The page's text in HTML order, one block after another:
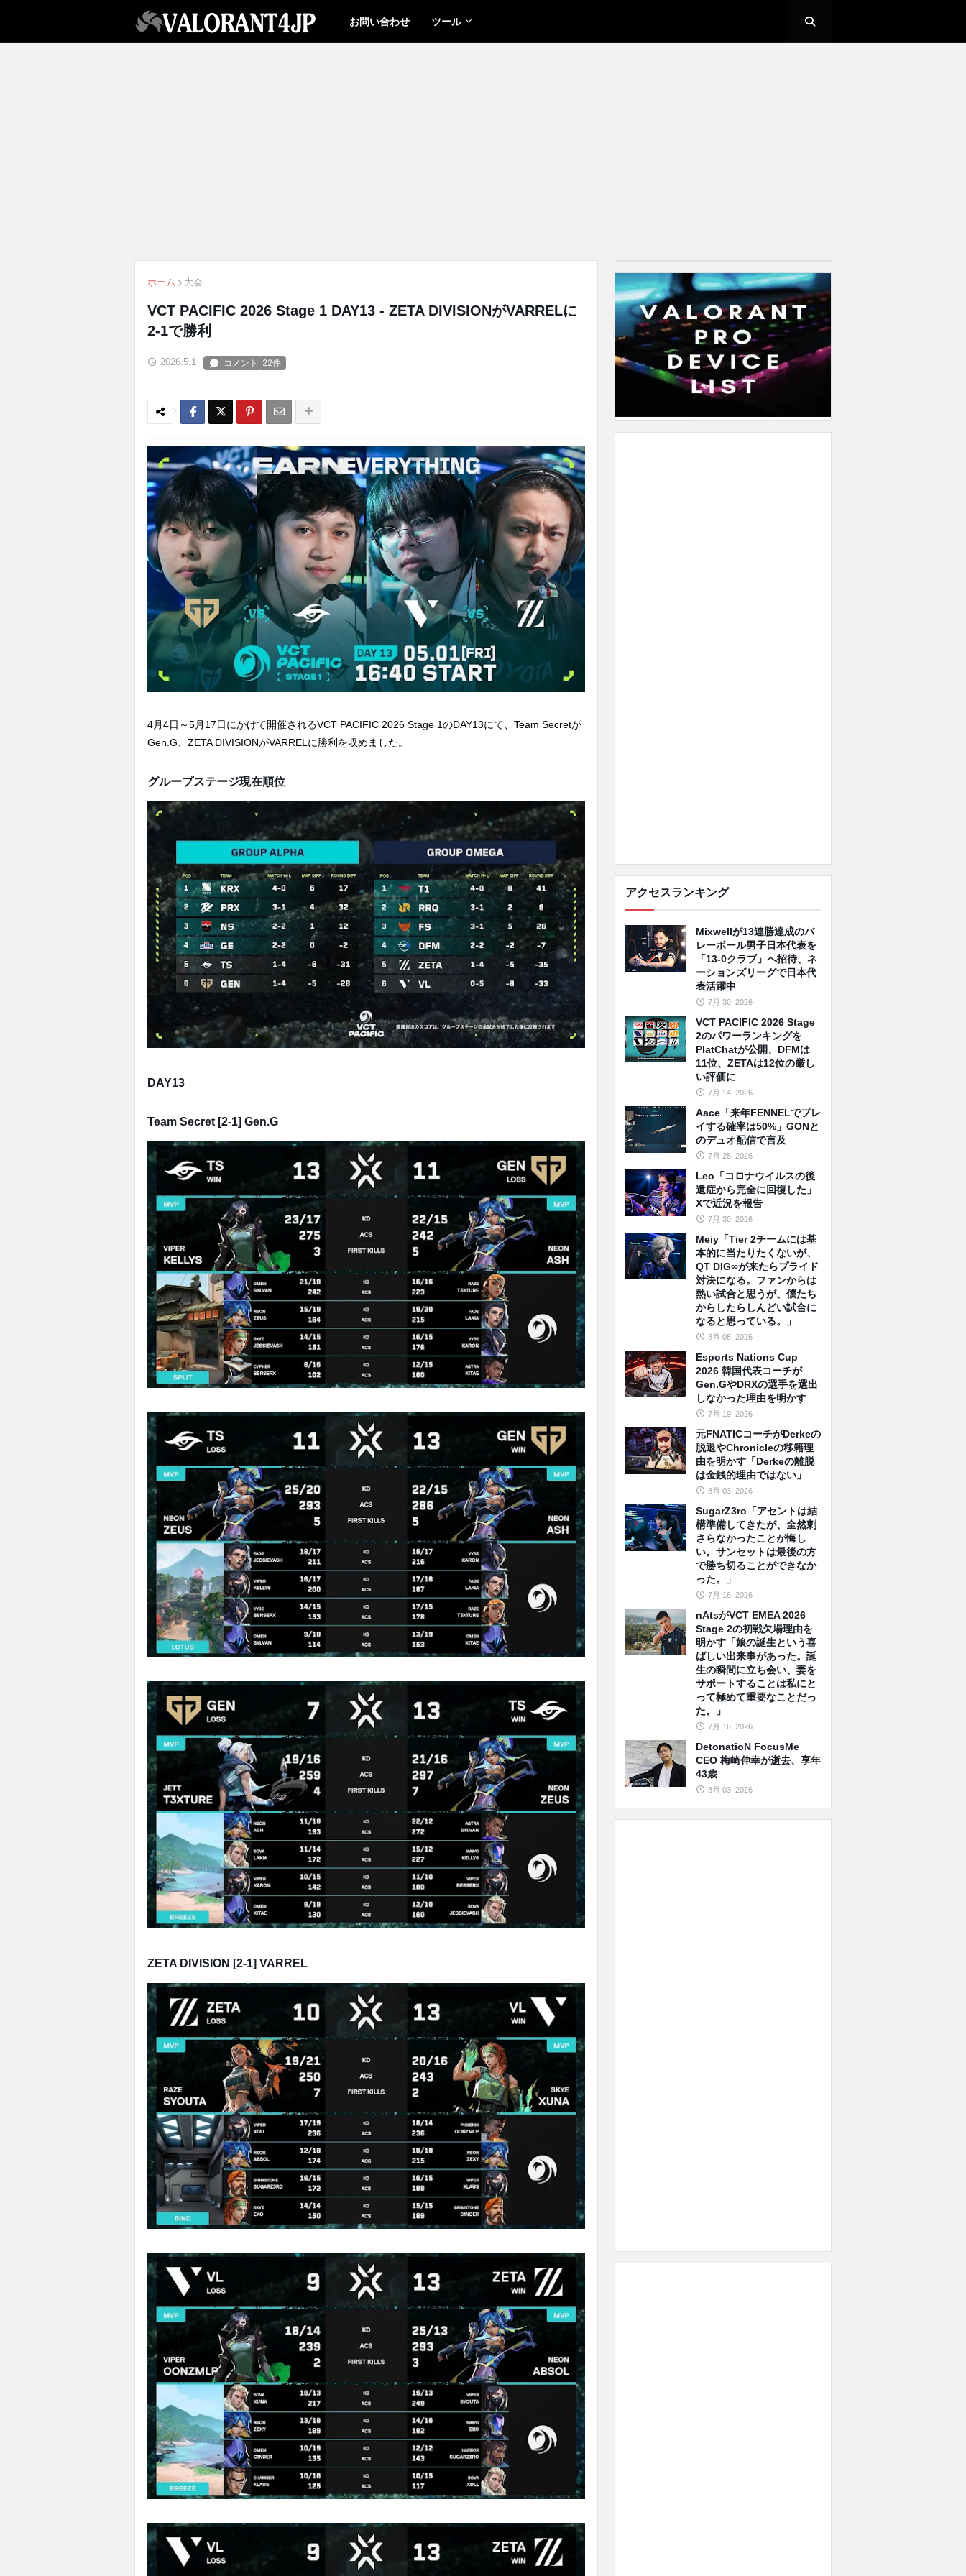
お問い合わせ ツール
ホーム 大会
VCT PACIFIC 2026 Stage 1 DAY13 - ZETA DIVISIONがVARRELに
2-1で勝利
2026.5.1
4月4日～5月17日にかけて開催されるVCT PACIFIC 2026 Stage 1のDAY13にて、Team Secretが
Gen.G、ZETA DIVISIONがVARRELに勝利を収めました。
グループステージ現在順位
DAY13
Team Secret [2-1] Gen.G
ZETA DIVISION [2-1] VARREL
アクセスランキング
Mixwellが13連勝達成のバ
レーボール男子日本代表を
「13-0クラブ」へ招待、ネ
ーションズリーグで日本代
表活躍中
7月 30, 2026
VCT PACIFIC 2026 Stage
2のパワーランキングを
PlatChatが公開、DFMは
11位、ZETAは12位の厳し
い評価に
7月 14, 2026
Aace「来年FENNELでプレ
イする確率は50%」GONと
のデュオ配信で言及
7月 28, 2026
Leo「コロナウイルスの後
遺症から完全に回復した」
Xで近況を報告
7月 30, 2026
Meiy「Tier 2チームには基
本的に当たりたくないが、
QT DIG∞が来たらプライド
対決になる。ファンからは
熱い試合と思うが、僕たち
からしたらしんどい試合に
なると思っている。」
8月 08, 2026
Esports Nations Cup
2026 韓国代表コーチが
Gen.GやDRXの選手を選出
しなかった理由を明かす
7月 19, 2026
元FNATICコーチがDerkeの
脱退やChronicleの移籍理
由を明かす「Derkeの離脱
は金銭的理由ではない」
8月 03, 2026
SugarZ3ro「アセントは結
構準備してきたが、全然刺
さらなかったことが悔し
い。サンセットは最後の方
で勝ち切ることができなか
った。」
7月 16, 2026
nAtsがVCT EMEA 2026
Stage 2の初戦欠場理由を
明かす「娘の誕生という喜
ばしい出来事があった。誕
生の瞬間に立ち会い、妻を
サポートすることは私にと
って極めて重要なことだっ
た。」
7月 16, 2026
DetonatioN FocusMe
CEO 梅崎伸幸が逝去、享年
43歳
8月 03, 2026